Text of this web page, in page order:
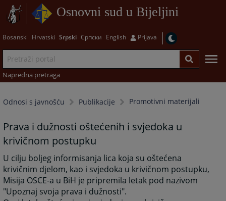
Osnovni sud u Bijeljini
Bosanski Hrvatski Srpski Српски English Prijava
Napredna pretraga
Odnosi s javnošću Publikacije Promotivni materijali
Prava i dužnosti oštećenih i svjedoka u
krivičnom postupku
U cilju boljeg informisanja lica koja su oštećena
krivičnim djelom, kao i svjedoka u krivičnom postupku,
Misija OSCE-a u BiH je pripremila letak pod nazivom
"Upoznaj svoja prava i dužnosti".